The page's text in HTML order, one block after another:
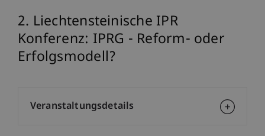
2. Liechtensteinische IPR
Konferenz: IPRG - Reform- oder
Erfolgsmodell?
Veranstaltungsdetails